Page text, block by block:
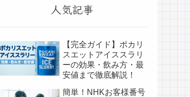
人気記事
【完全ガイド】ポカリ
スエットアイススラリ
ーの効果・飲み方・最
安値まで徹底解説！
簡単！NHKお客様番号